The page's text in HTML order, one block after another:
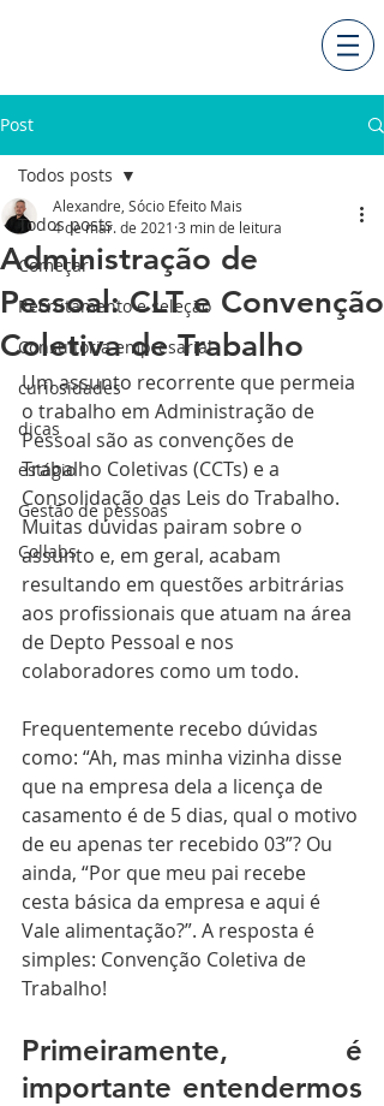
Post
Todos posts
Começar
Recrutamento e seleção
Consultoria empresarial
curiosidades
dicas
estágio
Gestão de pessoas
Collabs
Todos posts
Administração de
Pessoal: CLT e Convenção
Coletiva de Trabalho
Alexandre, Sócio Efeito Mais
4 de mar. de 2021 3 min de leitura
Um assunto recorrente que permeia
o trabalho em Administração de
Pessoal são as convenções de
Trabalho Coletivas (CCTs) e a
Consolidação das Leis do Trabalho.
Muitas dúvidas pairam sobre o
assunto e, em geral, acabam
resultando em questões arbitrárias
aos profissionais que atuam na área
de Depto Pessoal e nos
colaboradores como um todo.
Frequentemente recebo dúvidas
como: “Ah, mas minha vizinha disse
que na empresa dela a licença de
casamento é de 5 dias, qual o motivo
de eu apenas ter recebido 03”? Ou
ainda, “Por que meu pai recebe
cesta básica da empresa e aqui é
Vale alimentação?”. A resposta é
simples: Convenção Coletiva de
Trabalho!
Primeiramente, é
importante entendermos